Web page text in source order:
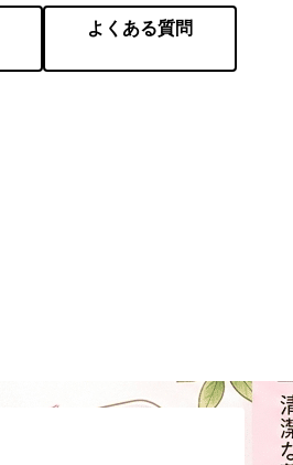
よくある質問